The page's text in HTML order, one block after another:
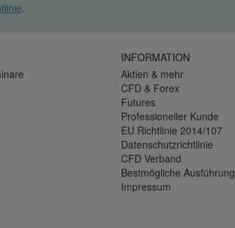
.
INFORMATION
Aktien & mehr
CFD & Forex
Futures
Professioneller Kunde
EU Richtlinie 2014/107
Datenschutzrichtlinie
CFD Verband
Bestmögliche Ausführung
Impressum